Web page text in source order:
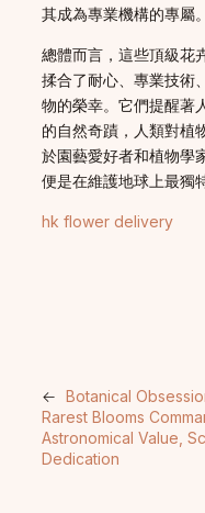
其成為專業機構的專屬。
總體而言，這些頂級花
揉合了耐心、專業技術
物的榮幸。它們提醒著
的自然奇蹟，人類對植
於園藝愛好者和植物學
便是在維護地球上最獨
hk flower delivery
← Botanical
Rarest Blooms
Astronomical Value,
Dedication